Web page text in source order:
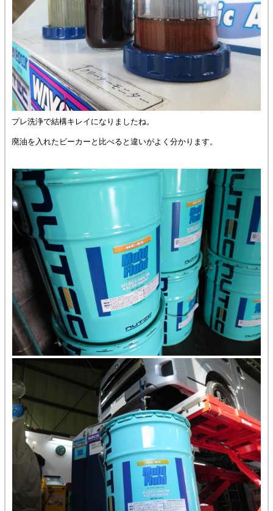
プレ洗浄で結構キレイになりましたね。
廃油を入れたビーカーと比べると違いがよく分かります。